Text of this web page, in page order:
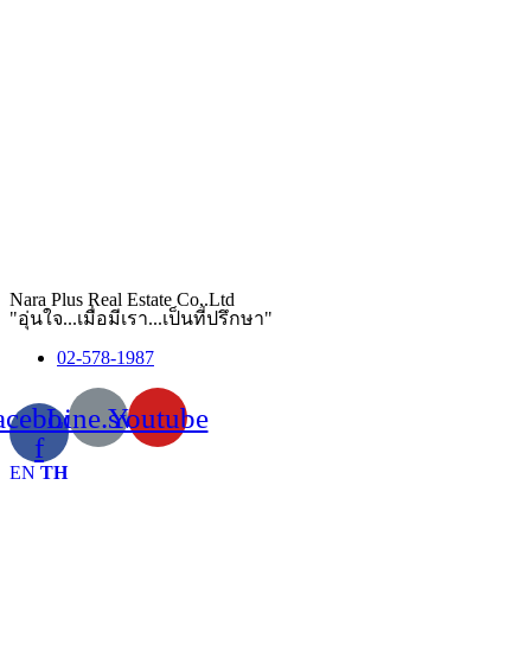
Nara Plus Real Estate Co,.Ltd
"อุ่นใจ...เมื่อมีเรา...เป็นที่ปรึกษา"
02-578-1987
f
Line.svgYoutube
EN TH